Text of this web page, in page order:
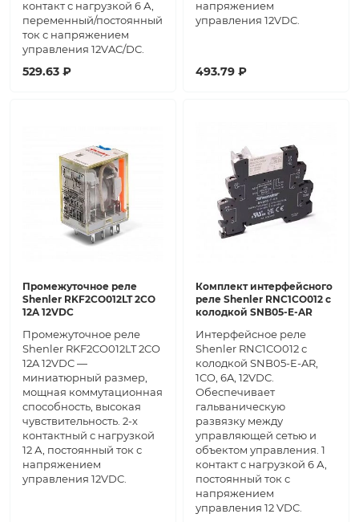
контакт с нагрузкой 6 А,
переменный/постоянный
ток с напряжением
управления 12VAC/DC.
529.63 ₽
напряжением
управления 12VDC.
493.79 ₽
Промежуточное реле
Shenler RKF2CO012LT 2CO
12A 12VDC
Промежуточное реле
Shenler RKF2CO012LT 2CO
12A 12VDC —
миниатюрный размер,
мощная коммутационная
способность, высокая
чувствительность. 2-х
контактный с нагрузкой
12 А, постоянный ток с
напряжением
управления 12VDC.
Комплект интерфейсного
реле Shenler RNC1CO012 с
колодкой SNB05-E-AR
Интерфейсное реле
Shenler RNC1CO012 с
колодкой SNB05-E-AR,
1CO, 6A, 12VDC.
Обеспечивает
гальваническую
развязку между
управляющей сетью и
объектом управления. 1
контакт с нагрузкой 6 А,
постоянный ток с
напряжением
управления 12 VDC.